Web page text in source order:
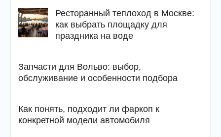
Ресторанный теплоход в Москве:
как выбрать площадку для
праздника на воде
Запчасти для Вольво: выбор,
обслуживание и особенности подбора
Как понять, подходит ли фаркоп к
конкретной модели автомобиля